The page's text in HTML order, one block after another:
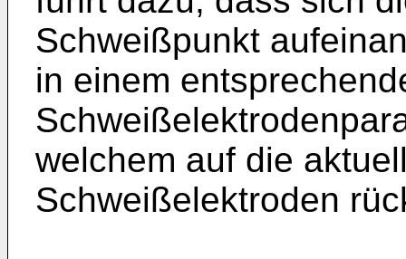
Schweißpunkt
in einem
welchem auf die
Schweißelektroden